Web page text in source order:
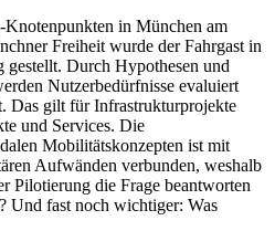
in München am
Freiheit wurde der Fahrgast in
Durch Hypothesen und
Nutzerbedürfnisse evaluiert
Das gilt für Infrastrukturprojekte
und Services. Die
Mobilitätskonzepten ist mit
Aufwänden verbunden, weshalb
Pilotierung die Frage beantworten
Und fast noch wichtiger: Was